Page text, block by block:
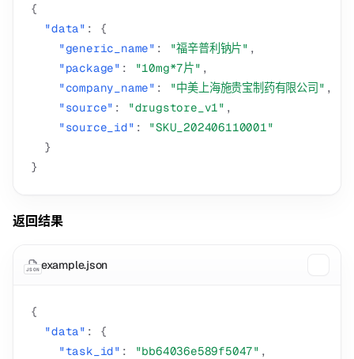
{
"data" :
{
"generic_name" : "福辛普利钠片" ,
"package" : "10mg*7片" ,
"company_name" : "中美上海施贵宝制药有限公司" ,
"source" : "drugstore_v1" ,
"source_id" :
"SKU_202406110001"
}
}
返回结果
JSON example.json
{
"data" :
{
"task_id" : "bb64036e589f5047" ,